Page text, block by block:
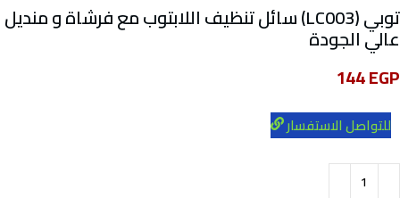
توبي (LC003) سائل تنظيف اللابتوب مع فرشاة و منديل
عالي الجودة
144EGP
للتواصل الاستفسار